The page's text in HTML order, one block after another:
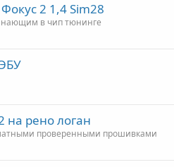
2 1,4 Sim28
в чип тюнинге
на рено логан
проверенными прошивками